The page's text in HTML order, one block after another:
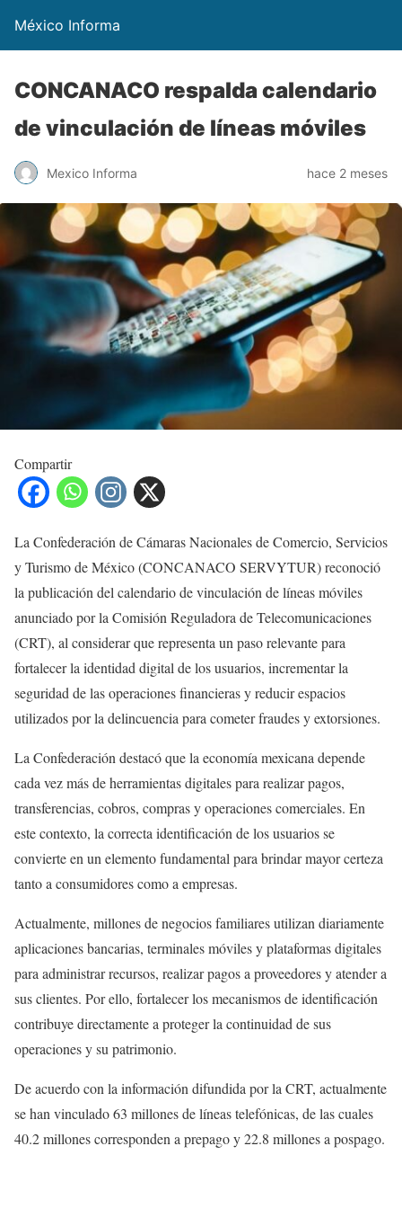
México Informa
CONCANACO respalda calendario
de vinculación de líneas móviles
Mexico Informa hace 2 meses
Compartir
La Confederación de Cámaras Nacionales de Comercio, Servicios
y Turismo de México (CONCANACO SERVYTUR) reconoció
la publicación del calendario de vinculación de líneas móviles
anunciado por la Comisión Reguladora de Telecomunicaciones
(CRT), al considerar que representa un paso relevante para
fortalecer la identidad digital de los usuarios, incrementar la
seguridad de las operaciones financieras y reducir espacios
utilizados por la delincuencia para cometer fraudes y extorsiones.
La Confederación destacó que la economía mexicana depende
cada vez más de herramientas digitales para realizar pagos,
transferencias, cobros, compras y operaciones comerciales. En
este contexto, la correcta identificación de los usuarios se
convierte en un elemento fundamental para brindar mayor certeza
tanto a consumidores como a empresas.
Actualmente, millones de negocios familiares utilizan diariamente
aplicaciones bancarias, terminales móviles y plataformas digitales
para administrar recursos, realizar pagos a proveedores y atender a
sus clientes. Por ello, fortalecer los mecanismos de identificación
contribuye directamente a proteger la continuidad de sus
operaciones y su patrimonio.
De acuerdo con la información difundida por la CRT, actualmente
se han vinculado 63 millones de líneas telefónicas, de las cuales
40.2 millones corresponden a prepago y 22.8 millones a pospago.